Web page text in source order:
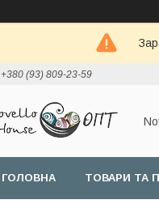
+380 (93) 809-23-59
ГОЛОВНА ТОВАРИ ТА